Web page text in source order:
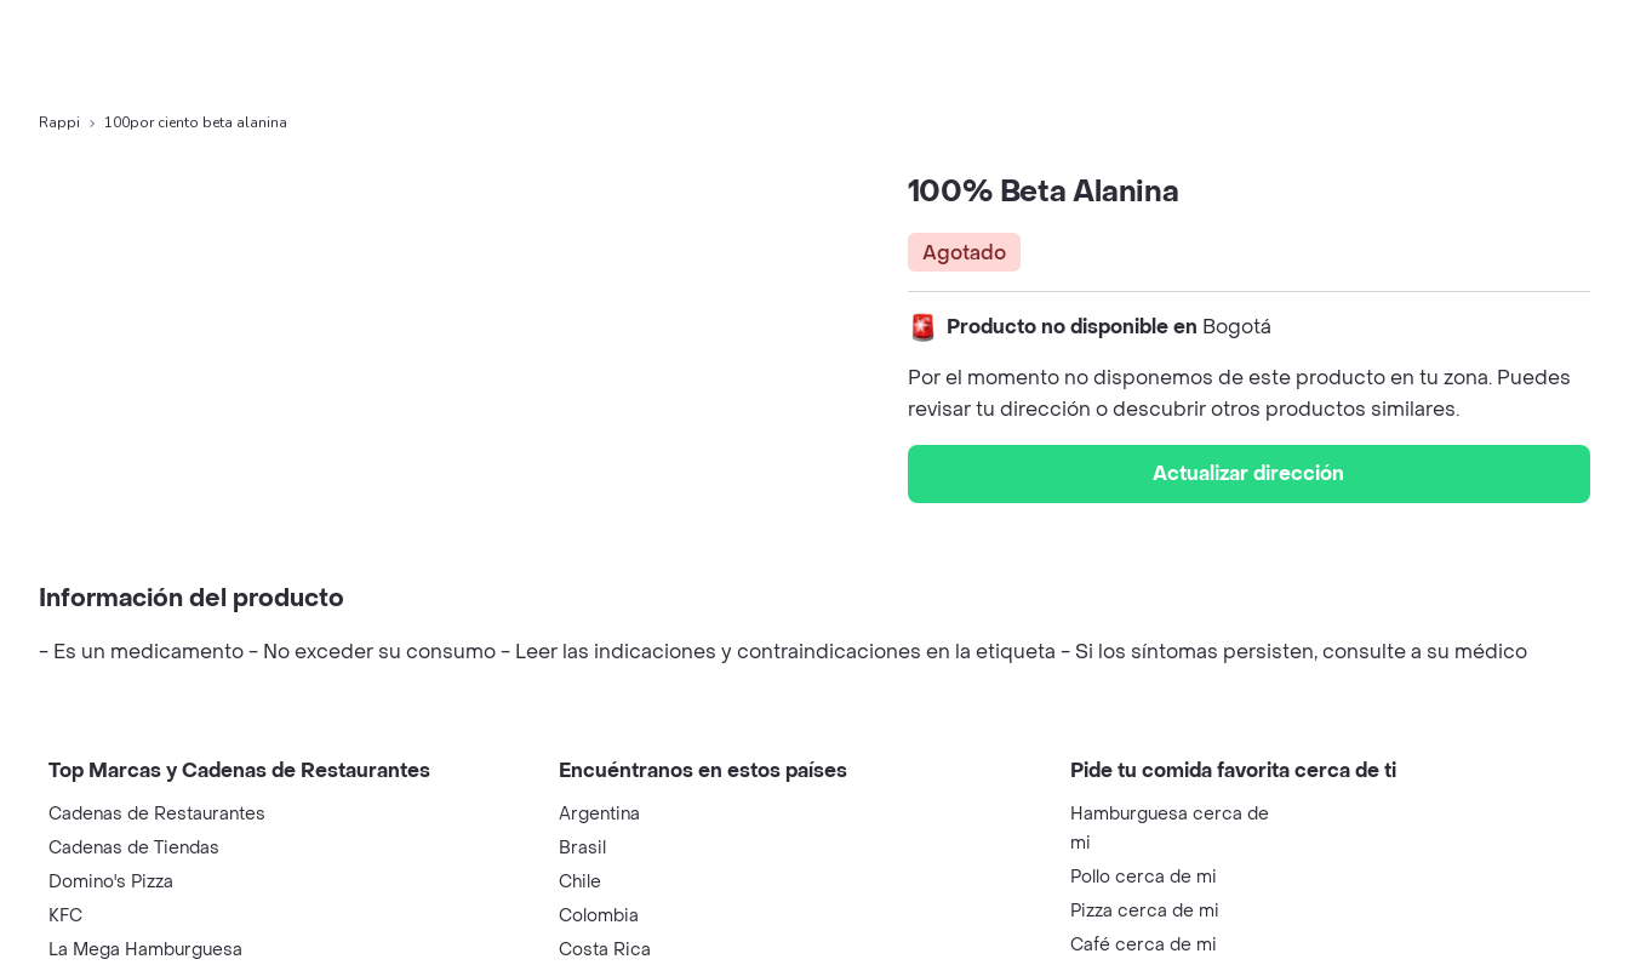
Rappi 100por ciento beta alanina
100% Beta Alanina
Agotado
Producto no disponible en Bogotá
Por el momento no disponemos de este producto en tu zona. Puedes
revisar tu dirección o descubrir otros productos similares.
Actualizar dirección
Información del producto
- Es un medicamento - No exceder su consumo - Leer las indicaciones y contraindicaciones en la etiqueta - Si los síntomas persisten, consulte a su médico
Top Marcas y Cadenas de Restaurantes
Cadenas de Restaurantes
Cadenas de Tiendas
Domino's Pizza
KFC
La Mega Hamburguesa
Encuéntranos en estos países
Argentina
Brasil
Chile
Colombia
Costa Rica
Pide tu comida favorita cerca de ti
Hamburguesa cerca de
mi
Pollo cerca de mi
Pizza cerca de mi
Café cerca de mi